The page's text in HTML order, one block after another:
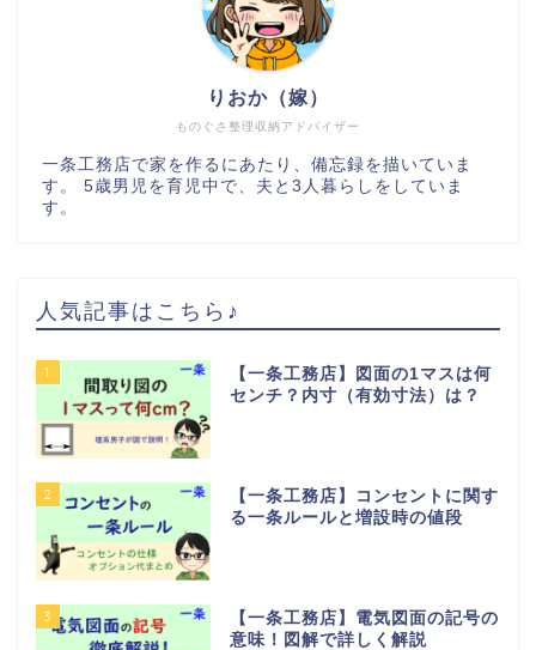
ものぐさ整理収納アドバイザー
りおか（嫁）
一条工務店で家を作るにあたり、備忘録を描いていま
す。 5歳男児を育児中で、夫と3人暮らしをしていま
す。
人気記事はこちら♪
1
【一条工務店】図面の1マスは何
センチ？内寸（有効寸法）は？
2
【一条工務店】コンセントに関す
る一条ルールと増設時の値段
3
【一条工務店】電気図面の記号の
意味！図解で詳しく解説